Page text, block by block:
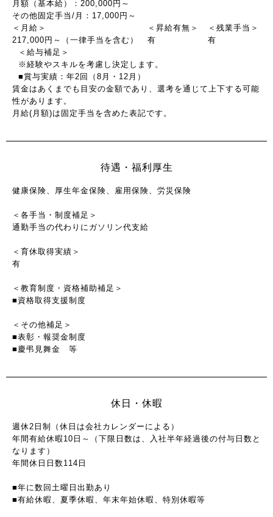
月額（基本給）：200,000円～
その他固定手当/月：17,000円～
＜月給＞
217,000円～（一律手当を含む）
＜昇給有無＞
有
＜残業手当＞
有
＜給与補足＞
※経験やスキルを考慮し決定します。
■賞与実績：年2回（8月・12月）
賃金はあくまでも目安の金額であり、選考を通じて上下する可能
性があります。
月給(月額)は固定手当を含めた表記です。
待遇・福利厚生
健康保険、厚生年金保険、雇用保険、労災保険
＜各手当・制度補足＞
通勤手当の代わりにガソリン代支給
＜育休取得実績＞
有
＜教育制度・資格補助補足＞
■資格取得支援制度
＜その他補足＞
■表彰・報奨金制度
■慶弔見舞金 等
休日・休暇
週休2日制（休日は会社カレンダーによる）
年間有給休暇10日～（下限日数は、入社半年経過後の付与日数と
なります）
年間休日日数114日
■年に数回土曜日出勤あり
■有給休暇、夏季休暇、年末年始休暇、特別休暇等